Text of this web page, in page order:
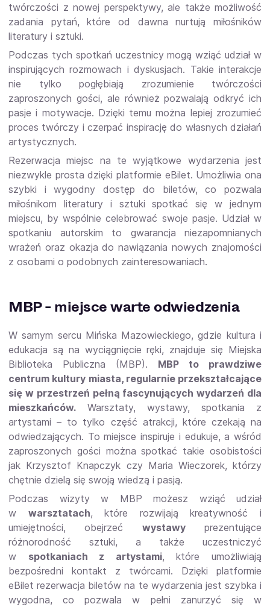
twórczości z nowej perspektywy, ale także możliwość
zadania pytań, które od dawna nurtują miłośników
literatury i sztuki.
Podczas tych spotkań uczestnicy mogą wziąć udział w
inspirujących rozmowach i dyskusjach. Takie interakcje
nie tylko pogłębiają zrozumienie twórczości
zaproszonych gości, ale również pozwalają odkryć ich
pasje i motywacje. Dzięki temu można lepiej zrozumieć
proces twórczy i czerpać inspirację do własnych działań
artystycznych.
Rezerwacja miejsc na te wyjątkowe wydarzenia jest
niezwykle prosta dzięki platformie eBilet. Umożliwia ona
szybki i wygodny dostęp do biletów, co pozwala
miłośnikom literatury i sztuki spotkać się w jednym
miejscu, by wspólnie celebrować swoje pasje. Udział w
spotkaniu autorskim to gwarancja niezapomnianych
wrażeń oraz okazja do nawiązania nowych znajomości
z osobami o podobnych zainteresowaniach.
MBP - miejsce warte odwiedzenia
W samym sercu Mińska Mazowieckiego, gdzie kultura i
edukacja są na wyciągnięcie ręki, znajduje się Miejska
Biblioteka Publiczna (MBP). MBP to prawdziwe
centrum kultury miasta, regularnie przekształcające
się w przestrzeń pełną fascynujących wydarzeń dla
mieszkańców. Warsztaty, wystawy, spotkania z
artystami – to tylko część atrakcji, które czekają na
odwiedzających. To miejsce inspiruje i edukuje, a wśród
zaproszonych gości można spotkać takie osobistości
jak Krzysztof Knapczyk czy Maria Wieczorek, którzy
chętnie dzielą się swoją wiedzą i pasją.
Podczas wizyty w MBP możesz wziąć udział
w warsztatach, które rozwijają kreatywność i
umiejętności, obejrzeć wystawyprezentujące
różnorodność sztuki, a także uczestniczyć
w spotkaniach z artystami, które umożliwiają
bezpośredni kontakt z twórcami. Dzięki platformie
eBilet rezerwacja biletów na te wydarzenia jest szybka i
wygodna, co pozwala w pełni zanurzyć się w